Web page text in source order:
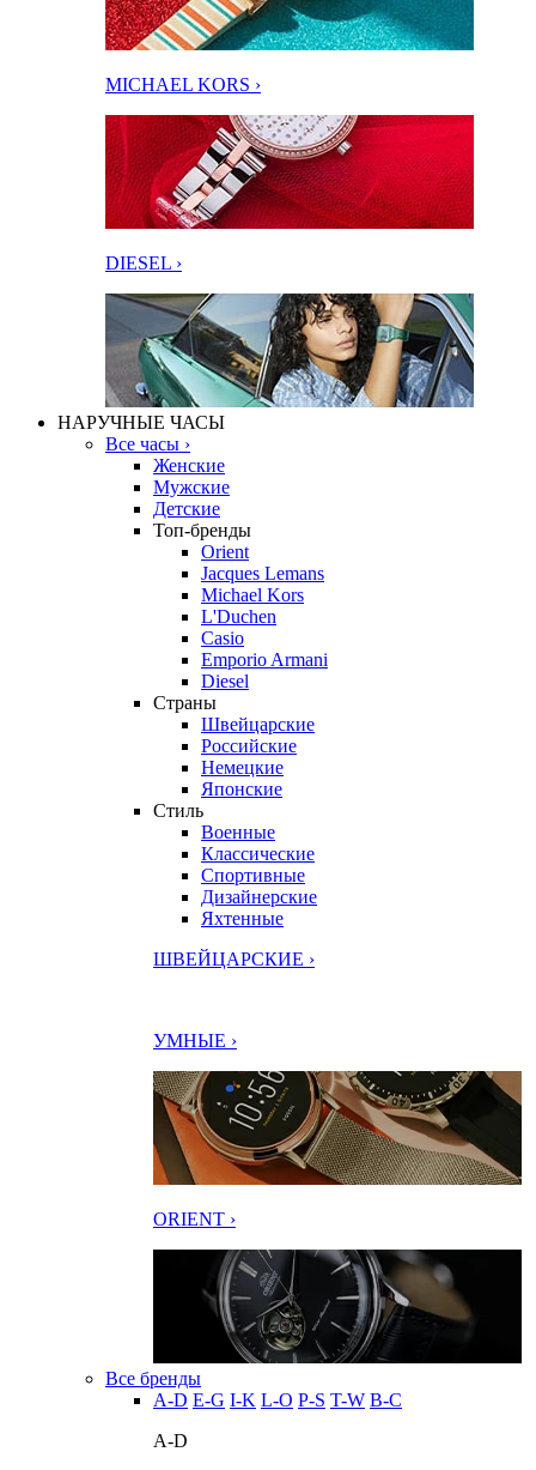
MICHAEL KORS ›
DIESEL ›
НАРУЧНЫЕ ЧАСЫ
Все часы ›
Женские
Мужские
Детские
Топ-бренды
Orient
Jacques Lemans
Michael Kors
L'Duchen
Casio
Emporio Armani
Diesel
Страны
Швейцарские
Российские
Немецкие
Японские
Стиль
Военные
Классические
Спортивные
Дизайнерские
Яхтенные
ШВЕЙЦАРСКИЕ ›
УМНЫЕ ›
ORIENT ›
Все бренды
A-D E-G I-K L-O P-S T-W В-С
A-D